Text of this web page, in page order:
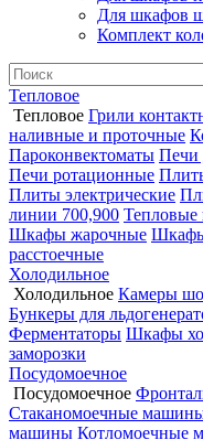
Для шкафов
Комплект
Тепловое
Тепловое Грили
наливные и проточные
Пароконвектоматы Печи
Печи ротационные
Плиты электрические
линии 700,900
Шкафы жарочные Шкафы
расстоечные
Холодильное
Холодильное Камеры
Бункеры для
Ферментаторы Шкафы
заморозки
Посудомоечное
Посудомоечное
Стаканомоечные
машины Котломоечные